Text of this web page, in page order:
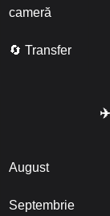
cameră
🔄 Transfer
August
Septembrie